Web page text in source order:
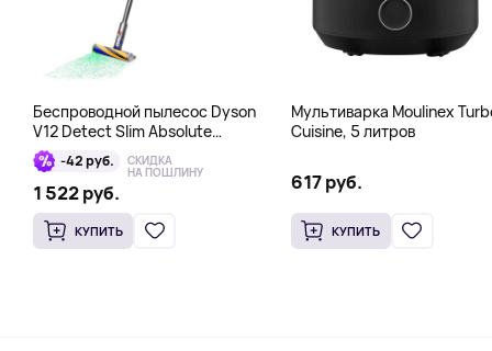
Беспроводной пылесос Dyson
V12 Detect Slim Absolute
Yellow/Nickel, серый
-42 руб. СКИДКА
НА ПОШЛИНУ
1 522 руб.
КУПИТЬ
Мультиварка Moulinex
Cuisine, 5 литров
617 руб.
КУПИТЬ